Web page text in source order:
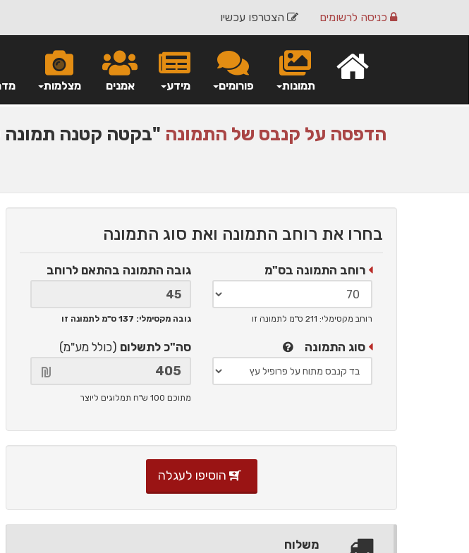
הצטרפו עכשיו כניסה לרשומים
מצלמות אמנים מידע פורומים תמונות
הדפסה על קנבס של התמונה "בקטה קטנה תמונה 50 שלי"
בחרו את רוחב התמונה ואת סוג התמונה
רוחב התמונה בס"מ
רוחב מקסימלי: 211 ס"מ לתמונה זו
גובה התמונה בהתאם לרוחב
גובה מקסימלי: 137 ס"מ לתמונה זו
סוג התמונה סה"כ לתשלום (כולל מע"מ)
מתוכם 100 ש"ח תמלוגים ליוצר
הוסיפו לעגלה
משלוח